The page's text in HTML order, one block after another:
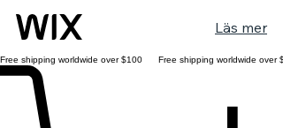
Läs mer